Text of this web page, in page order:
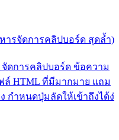
หารจัดการคลิปบอร์ด สุดล้ำ)
จัดการคลิปบอร์ด ข้อความ
ล์ HTML ที่มีมากมาย แถม
กำหนดปุ่มลัดให้เข้าถึงได้ง่